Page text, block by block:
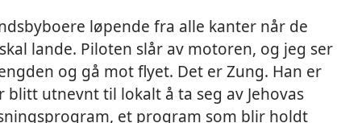
løpende fra alle kanter når de
lande. Piloten slår av motoren, og jeg ser
og gå mot flyet. Det er Zung. Han er
blitt utnevnt til lokalt å ta seg av Jehovas
et program som blir holdt